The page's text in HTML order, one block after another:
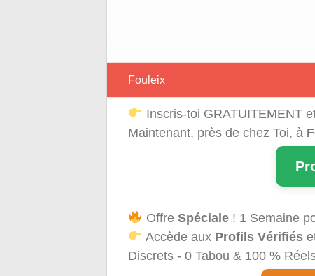
Fouleix
Inscris-toi GRATUITEMENT
Maintenant, près de chez Toi, à
Offre Spéciale! 1 Semaine
Accède aux Profils Vérifiés
Discrets - 0 Tabou & 100 %